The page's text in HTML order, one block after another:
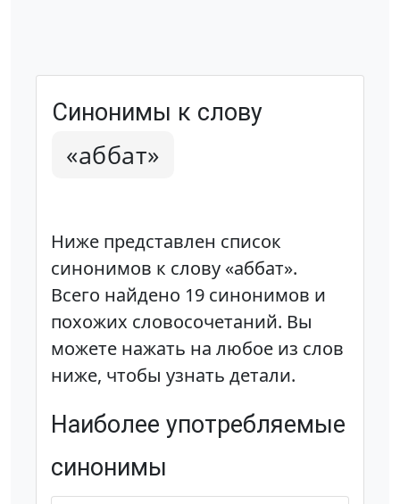
Синонимы к слову
«аббат»
Ниже представлен список
синонимов к слову «аббат».
Всего найдено 19 синонимов и
похожих словосочетаний. Вы
можете нажать на любое из слов
ниже, чтобы узнать детали.
Наиболее употребляемые
синонимы